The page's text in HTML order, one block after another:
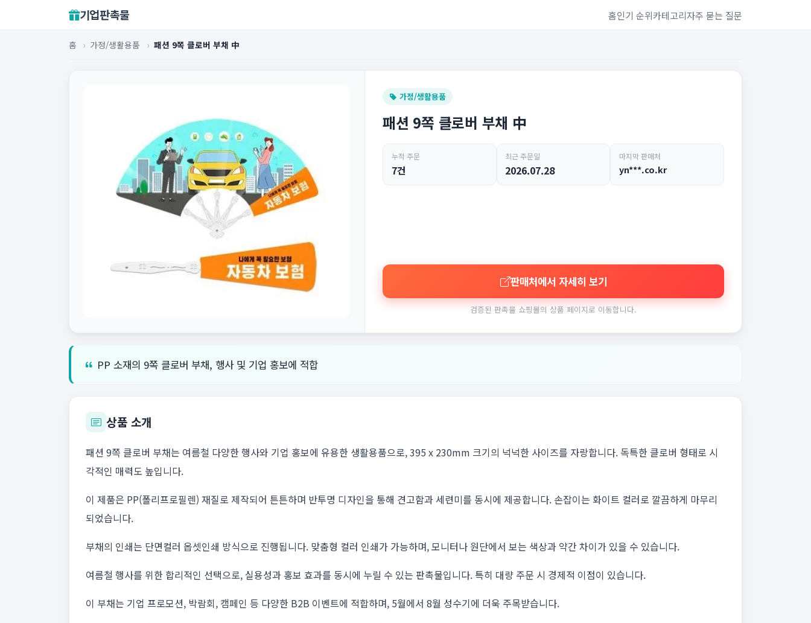
기업판촉물 홈인기 순위카테고리자주 묻는 질문
홈 › 가정/생활용품 › 패션 9쪽 클로버 부채 中
가정/생활용품
패션 9쪽 클로버 부채 中
누적 주문
7건
최근 주문일
2026.07.28
마지막 판매처
yn***.co.kr
판매처에서 자세히 보기
검증된 판촉물 쇼핑몰의 상품 페이지로 이동합니다.
PP 소재의 9쪽 클로버 부채, 행사 및 기업 홍보에 적합
상품 소개
패션 9쪽 클로버 부채는 여름철 다양한 행사와 기업 홍보에 유용한 생활용품으로, 395 x 230mm 크기의 넉넉한 사이즈를 자랑합니다. 독특한 클로버 형태로 시
각적인 매력도 높입니다.
이 제품은 PP(폴리프로필렌) 재질로 제작되어 튼튼하며 반투명 디자인을 통해 견고함과 세련미를 동시에 제공합니다. 손잡이는 화이트 컬러로 깔끔하게 마무리
되었습니다.
부채의 인쇄는 단면컬러 옵셋인쇄 방식으로 진행됩니다. 맞춤형 컬러 인쇄가 가능하며, 모니터나 원단에서 보는 색상과 약간 차이가 있을 수 있습니다.
여름철 행사를 위한 합리적인 선택으로, 실용성과 홍보 효과를 동시에 누릴 수 있는 판촉물입니다. 특히 대량 주문 시 경제적 이점이 있습니다.
이 부채는 기업 프로모션, 박람회, 캠페인 등 다양한 B2B 이벤트에 적합하며, 5월에서 8월 성수기에 더욱 주목받습니다.